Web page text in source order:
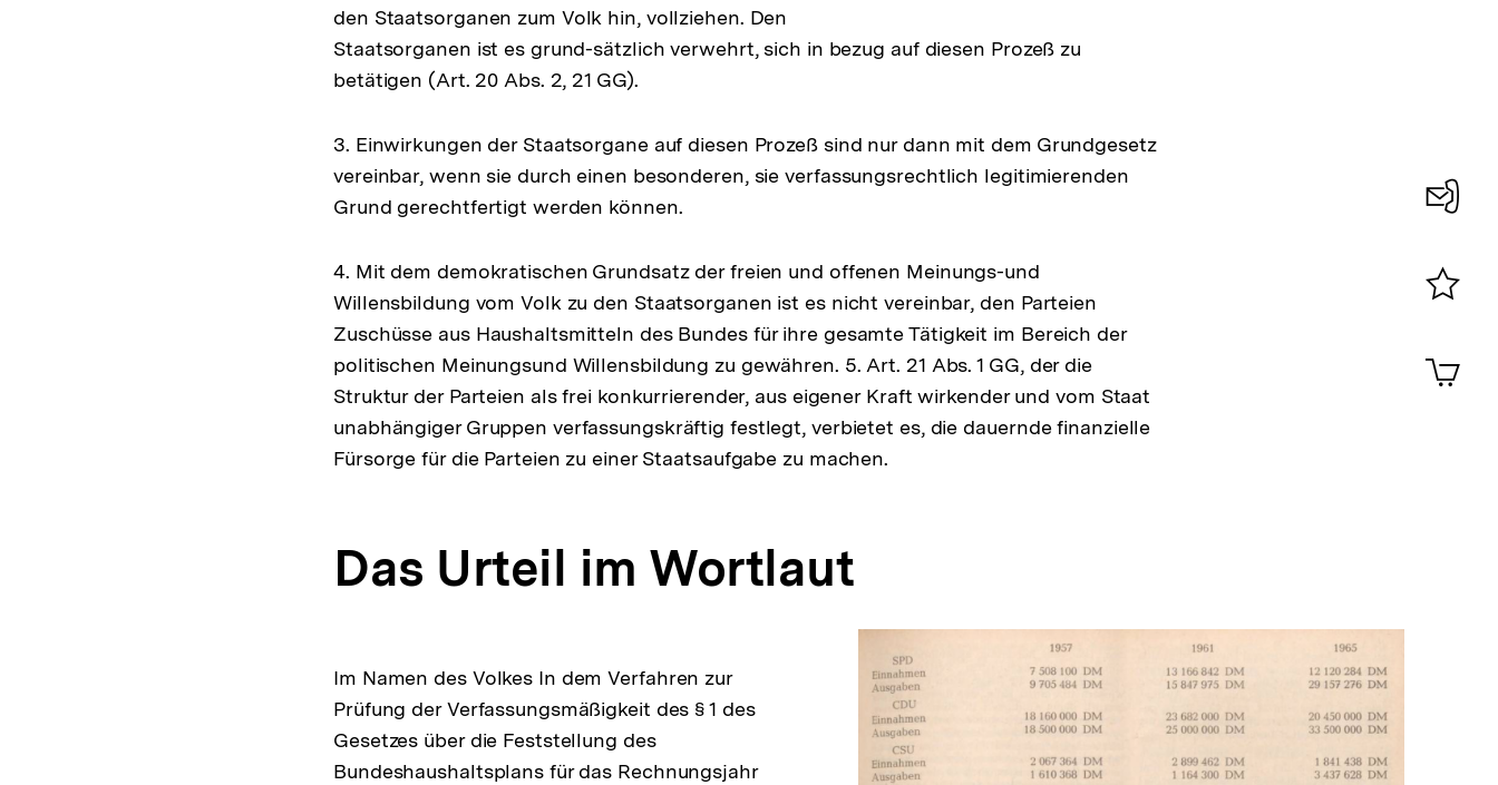
den Staatsorganen zum Volk hin, vollziehen. Den
Staatsorganen ist es grund-sätzlich verwehrt, sich in bezug auf diesen Prozeß zu
betätigen (Art. 20 Abs. 2, 21 GG).
3. Einwirkungen der Staatsorgane auf diesen Prozeß sind nur dann mit dem Grundgesetz
vereinbar, wenn sie durch einen besonderen, sie verfassungsrechtlich legitimierenden
Grund gerechtfertigt werden können.
4. Mit dem demokratischen Grundsatz der freien und offenen Meinungs-und
Willensbildung vom Volk zu den Staatsorganen ist es nicht vereinbar, den Parteien
Zuschüsse aus Haushaltsmitteln des Bundes für ihre gesamte Tätigkeit im Bereich der
politischen Meinungsund Willensbildung zu gewähren. 5. Art. 21 Abs. 1 GG, der die
Struktur der Parteien als frei konkurrierender, aus eigener Kraft wirkender und vom Staat
unabhängiger Gruppen verfassungskräftig festlegt, verbietet es, die dauernde finanzielle
Fürsorge für die Parteien zu einer Staatsaufgabe zu machen.
Das Urteil im Wortlaut
Lightbox
Im Namen des Volkes In dem Verfahren zur
Prüfung der Verfassungsmäßigkeit des § 1 des
Gesetzes über die Feststellung des
Bundeshaushaltsplans für das Rechnungsjahr